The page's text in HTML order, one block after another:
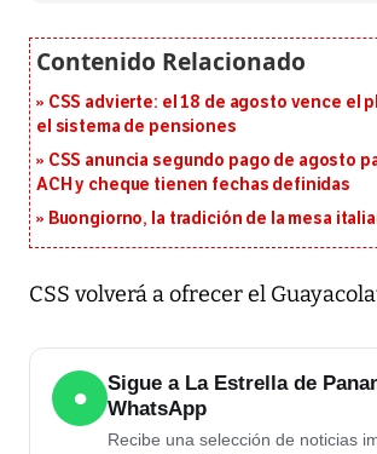
CSS advierte: el 18 de agosto vence el
el sistema de pensiones
CSS anuncia segundo pago de agosto
ACH y cheque tienen fechas definidas
Buongiorno, la tradición de la mesa
CSS volverá a ofrecer el
●
Sigue a La Estrella de
WhatsApp
Recibe una selección de noticias